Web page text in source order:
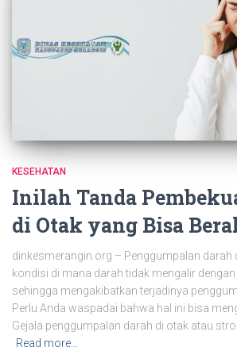
KESEHATAN
Inilah Tanda
di Otak yang Bisa
dinkesmerangin.org – Penggumpalan darah
kondisi di mana darah tidak mengalir
sehingga mengakibatkan terjadinya
Perlu Anda waspadai bahwa hal ini bisa
Gejala penggumpalan darah di otak atau
Read more…